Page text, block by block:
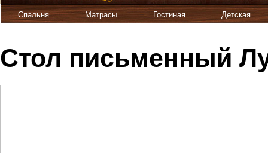
Спальня Матрасы Гостиная Детская
Стол письменный